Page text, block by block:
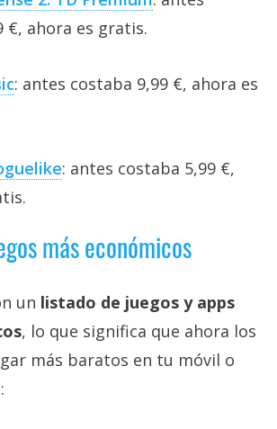
€, ahora es gratis.
: antes costaba 9,99 €, ahora es
: antes costaba 5,99 €,
más económicos
un listado de juegos y apps
, lo que significa que ahora los
más baratos en tu móvil o